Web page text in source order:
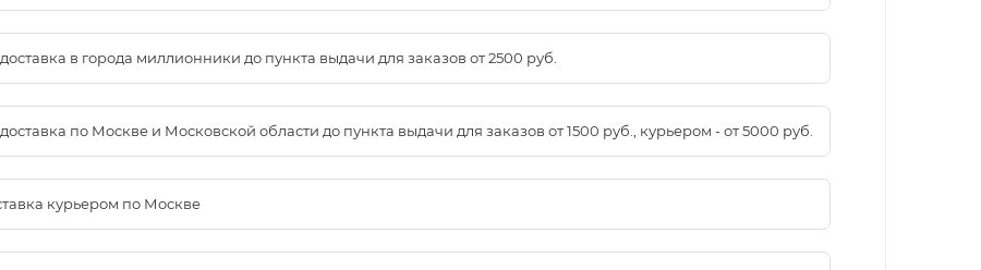
в города миллионники до пункта выдачи для заказов от 2500 руб.
по Москве и Московской области до пункта выдачи для заказов от 1500 руб., курьером - от 5000 руб.
курьером по Москве